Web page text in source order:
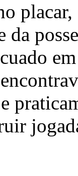
da